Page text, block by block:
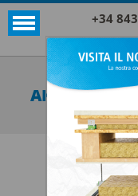
+34
AKUSTIK
VEDI